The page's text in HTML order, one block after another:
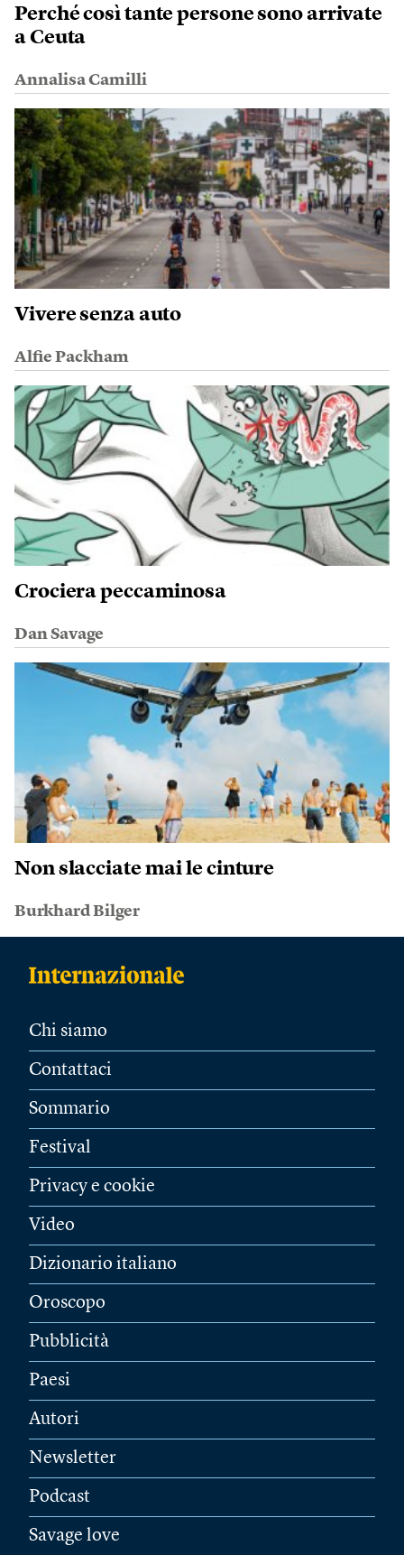
Perché così tante persone sono arrivate
a Ceuta
Annalisa Camilli
Vivere senza auto
Alfie Packham
Crociera peccaminosa
Dan Savage
Non slacciate mai le cinture
Burkhard Bilger
Chi siamo
Contattaci
Sommario
Festival
Privacy e cookie
Video
Dizionario italiano
Oroscopo
Pubblicità
Paesi
Autori
Newsletter
Podcast
Savage love